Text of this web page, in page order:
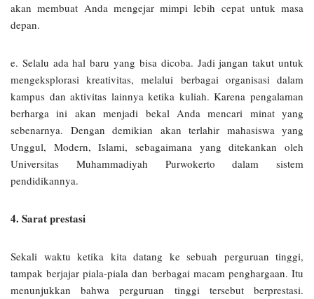
akan membuat Anda mengejar mimpi lebih cepat untuk masa
depan.
e. Selalu ada hal baru yang bisa dicoba. Jadi jangan takut untuk
mengeksplorasi kreativitas, melalui berbagai organisasi dalam
kampus dan aktivitas lainnya ketika kuliah. Karena pengalaman
berharga ini akan menjadi bekal Anda mencari minat yang
sebenarnya. Dengan demikian akan terlahir mahasiswa yang
Unggul, Modern, Islami, sebagaimana yang ditekankan oleh
Universitas Muhammadiyah Purwokerto dalam sistem
pendidikannya.
4. Sarat prestasi
Sekali waktu ketika kita datang ke sebuah perguruan tinggi,
tampak berjajar piala-piala dan berbagai macam penghargaan. Itu
menunjukkan bahwa perguruan tinggi tersebut berprestasi.